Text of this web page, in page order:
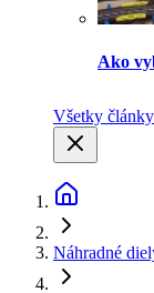
Ako
Všetky články
Náhradné